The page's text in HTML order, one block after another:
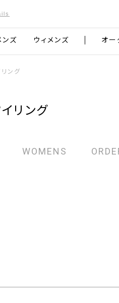
都発のスーツブランド ONLY
ンズ ウィメンズ オー
ング
リング
WOMENS